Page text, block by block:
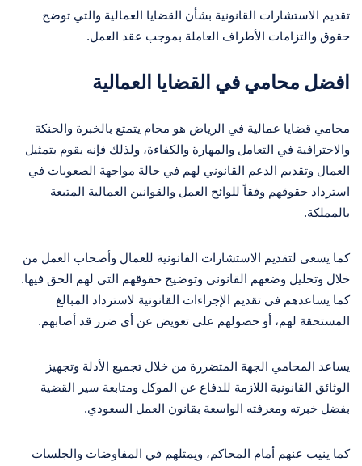
تقديم الاستشارات القانونية بشأن القضايا العمالية والتي توضح
حقوق والتزامات الأطراف العاملة بموجب عقد العمل.
افضل محامي في القضايا العمالية
محامي قضايا عمالية في الرياض هو محام يتمتع بالخبرة والحنكة
والاحترافية في التعامل والمهارة والكفاءة، ولذلك فإنه يقوم بتمثيل
العمال وتقديم الدعم القانوني لهم في حالة مواجهة الصعوبات في
استرداد حقوقهم وفقاً للوائح العمل والقوانين العمالية المتبعة
بالمملكة.
كما يسعى لتقديم الاستشارات القانونية للعمال وأصحاب العمل من
خلال وتحليل وضعهم القانوني وتوضيح حقوقهم التي لهم الحق فيها.
كما يساعدهم في تقديم الإجراءات القانونية لاسترداد المبالغ
المستحقة لهم، أو حصولهم على تعويض عن أي ضرر قد أصابهم.
يساعد المحامي الجهة المتضررة من خلال تجميع الأدلة وتجهيز
الوثائق القانونية اللازمة للدفاع عن الموكل ومتابعة سير القضية
بفضل خبرته ومعرفته الواسعة بقانون العمل السعودي.
كما ينيب عنهم أمام المحاكم، ويمثلهم في المفاوضات والجلسات